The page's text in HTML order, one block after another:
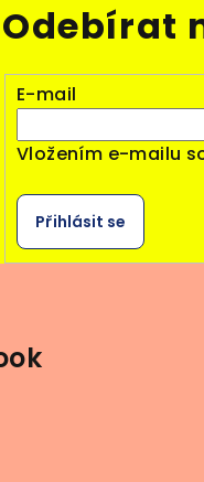
Odebírat
E-mail
Vložením e-mailu
Přihlásit se